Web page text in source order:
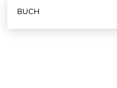
BUCH